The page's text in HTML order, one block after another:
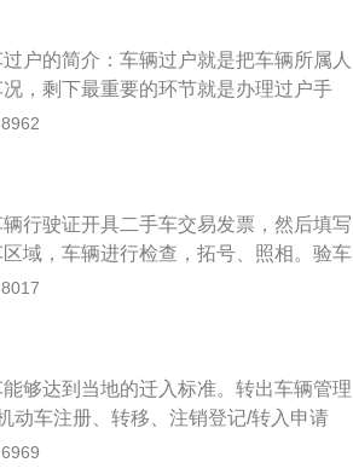
证明和机动车交通事故责任强制保险凭
入申请表》；（2）买方需要准备的手
或代理人身份证原件及复印件各一张(若
印件)；②、《机动车注册、转移注销登
照，另需提供有效期内居住证；⑤、由
动车所有人的书面委托；4.开票交易记
时车牌更换；6.然后去过户地的车管所
寄的档案，在当地办理行驶证和驾驶
车辆由本市调至外地，需要改变隶属的
。车辆所属人住所地发生变更时车辆住
户的简介：车辆过户就是把车辆所属人
，剩下最重要的环节就是办理过户手
固定的户口，汽车户口主要登记着汽车
如汽车肇事，没有参加年检，偷盗车
行驶证开具二手车交易发票，然后填写
域，车辆进行检查，拓号、照相。验车
格。三个工作日后，携行驶证，身份证
转提档费用。打印登记证书、临时号
够达到当地的迁入标准。转出车辆管理
动车注册、转移、注销登记/转入申请
份证明：现机动车所有人身份证明;现机